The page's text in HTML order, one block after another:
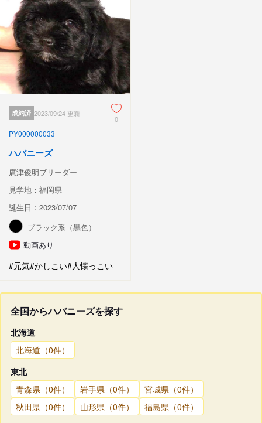
成約済 2023/09/24 更新
0
PY000000033
ハバニーズ
廣津俊明ブリーダー
見学地：福岡県
誕生日：2023/07/07
ブラック系（黒色）
動画あり
#元気#かしこい#人懐っこい
全国からハバニーズを探す
北海道
北海道（0件）
東北
青森県（0件）
岩手県（0件）
宮城県（0件）
秋田県（0件）
山形県（0件）
福島県（0件）